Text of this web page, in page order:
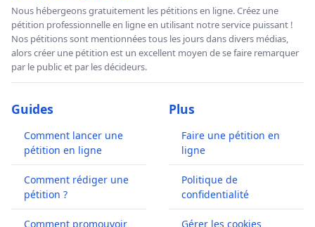
Nous hébergeons gratuitement les pétitions en ligne. Créez une
pétition professionnelle en ligne en utilisant notre service puissant !
Nos pétitions sont mentionnées tous les jours dans divers médias,
alors créer une pétition est un excellent moyen de se faire remarquer
par le public et par les décideurs.
Guides
Comment lancer une
pétition en ligne
Comment rédiger une
pétition ?
Comment promouvoir
Plus
Faire une pétition en
ligne
Politique de
confidentialité
Gérer les cookies